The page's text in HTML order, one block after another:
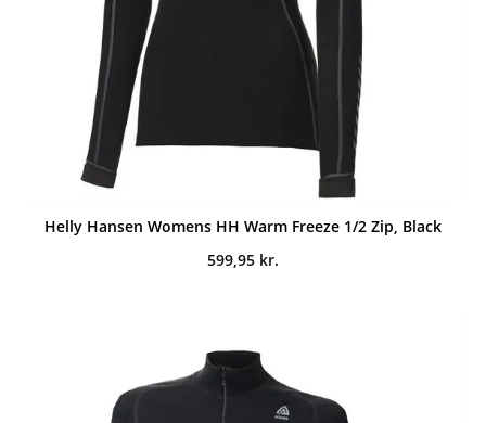
Helly Hansen Womens HH Warm Freeze 1/2 Zip, Black
599,95 kr.